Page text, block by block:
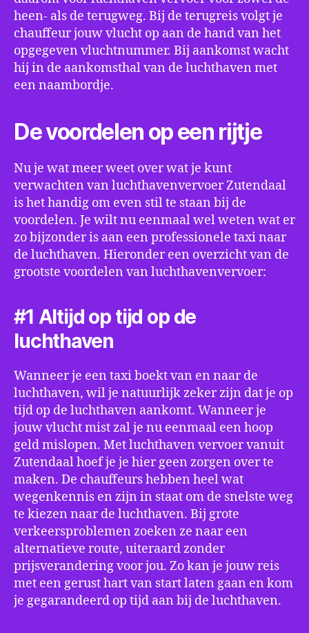
heen- als de terugweg. Bij de terugreis volgt je
chauffeur jouw vlucht op aan de hand van het
opgegeven vluchtnummer. Bij aankomst wacht
hij in de aankomsthal van de luchthaven met
een naambordje.
De voordelen op een rijtje
Nu je wat meer weet over wat je kunt
verwachten van luchthavenvervoer Zutendaal
is het handig om even stil te staan bij de
voordelen. Je wilt nu eenmaal wel weten wat er
zo bijzonder is aan een professionele taxi naar
de luchthaven. Hieronder een overzicht van de
grootste voordelen van luchthavenvervoer:
#1 Altijd op tijd op de
luchthaven
Wanneer je een taxi boekt van en naar de
luchthaven, wil je natuurlijk zeker zijn dat je op
tijd op de luchthaven aankomt. Wanneer je
jouw vlucht mist zal je nu eenmaal een hoop
geld mislopen. Met luchthaven vervoer vanuit
Zutendaal hoef je je hier geen zorgen over te
maken. De chauffeurs hebben heel wat
wegenkennis en zijn in staat om de snelste weg
te kiezen naar de luchthaven. Bij grote
verkeersproblemen zoeken ze naar een
alternatieve route, uiteraard zonder
prijsverandering voor jou. Zo kan je jouw reis
met een gerust hart van start laten gaan en kom
je gegarandeerd op tijd aan bij de luchthaven.